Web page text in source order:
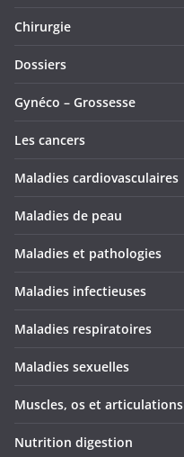
Chirurgie
Dossiers
Gynéco – Grossesse
Les cancers
Maladies cardiovasculaires
Maladies de peau
Maladies et pathologies
Maladies infectieuses
Maladies respiratoires
Maladies sexuelles
Muscles, os et articulations
Nutrition digestion